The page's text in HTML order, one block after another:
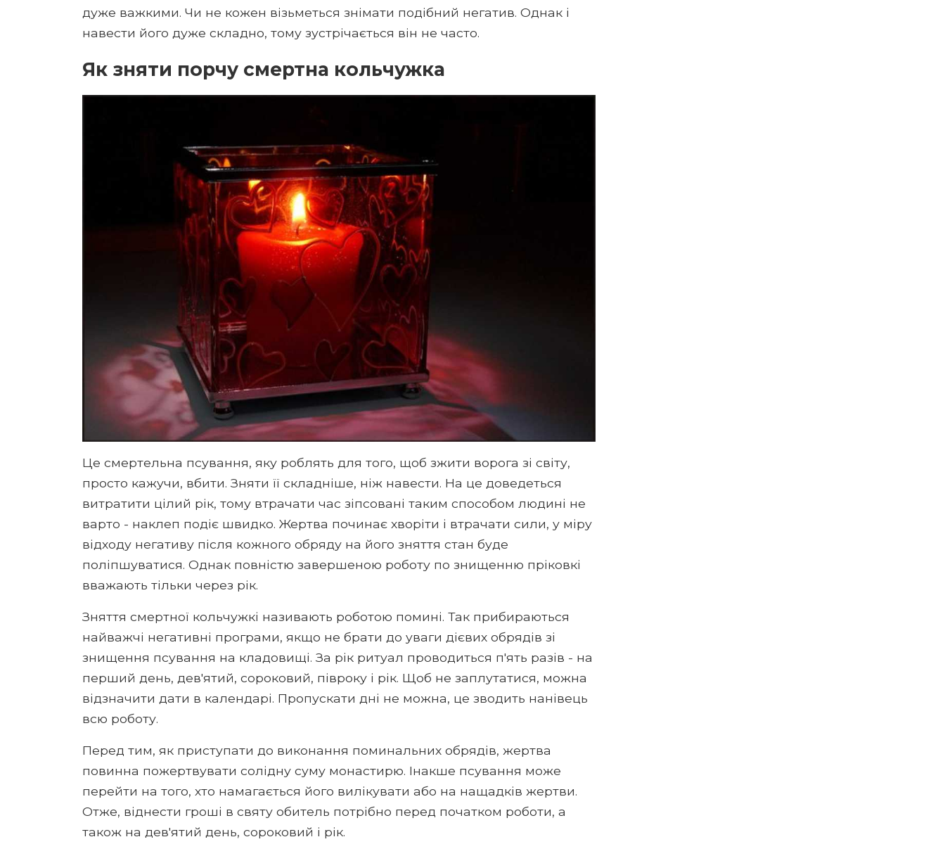
дуже важкими. Чи не кожен візьметься знімати подібний негатив. Однак і
навести його дуже складно, тому зустрічається він не часто.
Як зняти порчу смертна кольчужка
Це смертельна псування, яку роблять для того, щоб зжити ворога зі світу,
просто кажучи, вбити. Зняти її складніше, ніж навести. На це доведеться
витратити цілий рік, тому втрачати час зіпсовані таким способом людині не
варто - наклеп подіє швидко. Жертва починає хворіти і втрачати сили, у міру
відходу негативу після кожного обряду на його зняття стан буде
поліпшуватися. Однак повністю завершеною роботу по знищенню пріковкі
вважають тільки через рік.
Зняття смертної кольчужкі називають роботою помині. Так прибираються
найважчі негативні програми, якщо не брати до уваги дієвих обрядів зі
знищення псування на кладовищі. За рік ритуал проводиться п'ять разів - на
перший день, дев'ятий, сороковий, півроку і рік. Щоб не заплутатися, можна
відзначити дати в календарі. Пропускати дні не можна, це зводить нанівець
всю роботу.
Перед тим, як приступати до виконання поминальних обрядів, жертва
повинна пожертвувати солідну суму монастирю. Інакше псування може
перейти на того, хто намагається його вилікувати або на нащадків жертви.
Отже, віднести гроші в святу обитель потрібно перед початком роботи, а
також на дев'ятий день, сороковий і рік.